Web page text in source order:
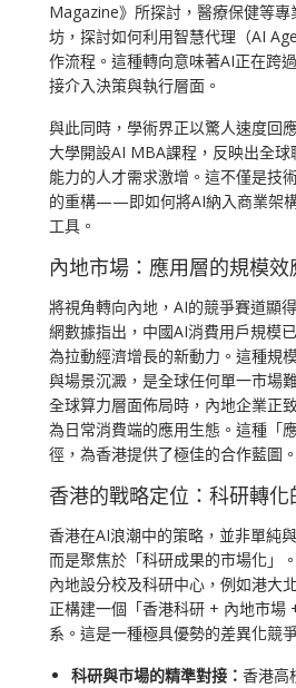
Magazine》所探討，醫療保健等
坊，探討如何利用智慧代理（AI
作流程。這種轉向意味著AI正在跨
接介入決策與執行層面。
與此同時，學術界正以驚人速度回
大學開設AI MBA課程，反映出全
能力的人才需求激增。這不僅是技
的重構——即如何將AI納入商業架
工具。
內地市場：應用層的規模
將視角轉向內地，AI的競爭賽道顯
網數據指出，中國AI消費用戶規模
為拉動經濟增長的新動力。這種規
與場景沉澱，是全球任何單一市場
全球算力層面佈局時，內地企業正
為日常消費端的應用生態。這種「
徑，為香港提供了極佳的合作藍圖。
香港的戰略定位：科研轉化
香港在AI浪潮中的策略，並非單純
而是聚焦於「科研成果的市場化」
內地設分校及科研中心，例如港大
正構建一個「香港科研 + 內地市場
系。這是一種極具優勢的差異化競
科研與市場的精準對接： 香港高